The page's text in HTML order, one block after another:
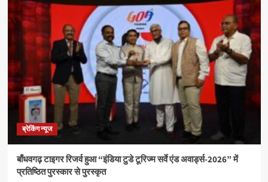
ब्रेकिंग न्यूज
बाँधवगढ़ टाइगर रिजर्व हुआ “इंडिया टुडे टूरिज्म सर्वे एंड अवार्ड्स-2026” में
प्रतिष्ठित पुरस्कार से पुरस्कृत